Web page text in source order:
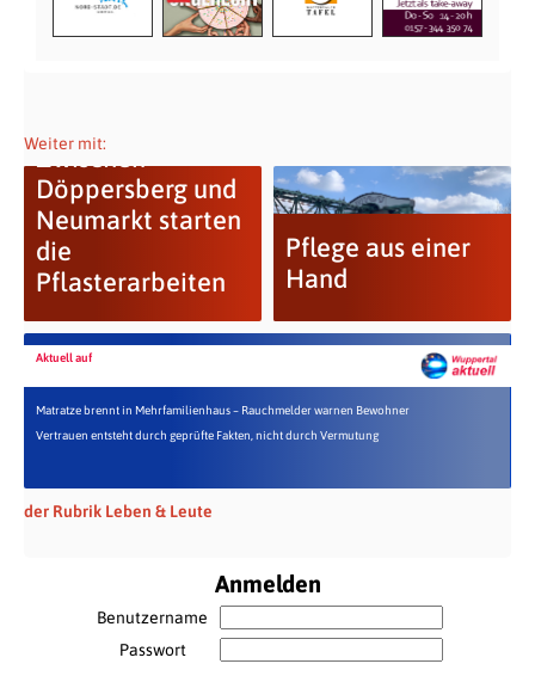
Weiter mit:
Zwischen
Döppersberg und
Neumarkt starten
die
Pflasterarbeiten
Pflege aus einer
Hand
Aktuell auf
Matratze brennt in Mehrfamilienhaus – Rauchmelder warnen Bewohner
Vertrauen entsteht durch geprüfte Fakten, nicht durch Vermutung
der Rubrik Leben & Leute
Anmelden
Benutzername
Passwort